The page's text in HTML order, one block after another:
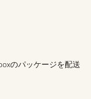
のパッケージを配送